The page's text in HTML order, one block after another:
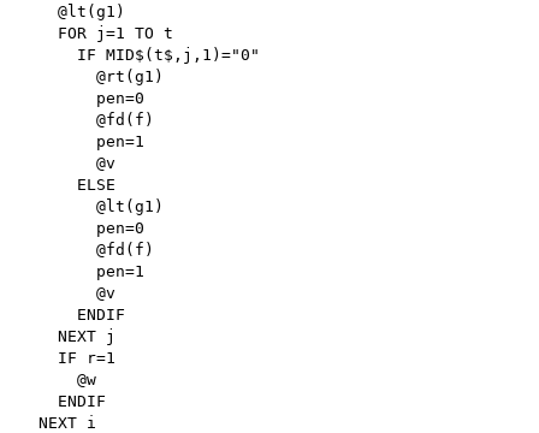
    @lt(g1)
    FOR j=1 TO t
      IF MID$(t$,j,1)="0"
        @rt(g1)
        pen=0
        @fd(f)
        pen=1
        @v
      ELSE
        @lt(g1)
        pen=0
        @fd(f)
        pen=1
        @v
      ENDIF
    NEXT j
    IF r=1
      @w
    ENDIF
  NEXT i